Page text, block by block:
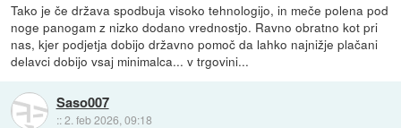
Tako je če država spodbuja visoko tehnologijo, in meče polena pod
noge panogam z nizko dodano vrednostjo. Ravno obratno kot pri
nas, kjer podjetja dobijo državno pomoč da lahko najnižje plačani
delavci dobijo vsaj minimalca... v trgovini...
Saso007
::2. feb 2026, 09:18